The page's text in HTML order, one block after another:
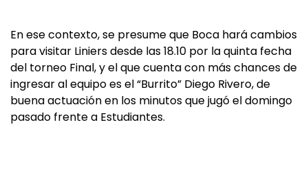
En ese contexto, se presume que Boca hará cambios
para visitar Liniers desde las 18.10 por la quinta fecha
del torneo Final, y el que cuenta con más chances de
ingresar al equipo es el “Burrito” Diego Rivero, de
buena actuación en los minutos que jugó el domingo
pasado frente a Estudiantes.